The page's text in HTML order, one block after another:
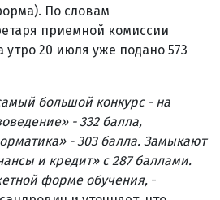
По словам
приемной комиссии
утро 20 июля уже подано 573
большой конкурс - на
- 332 балла,
» - 303 балла. Замыкают
и кредит»с 287 баллами.
форме обучения, -